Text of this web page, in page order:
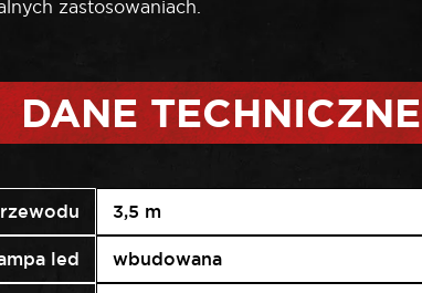
zastosowaniach.
DANE TECHNICZNE
3,5 m
led wbudowana